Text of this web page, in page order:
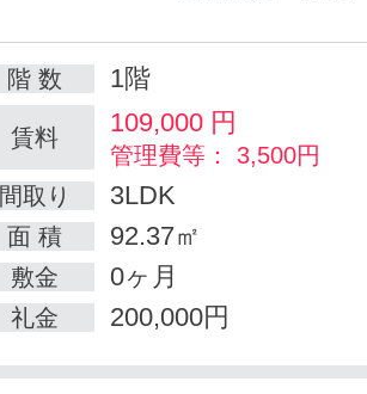
階 数 1階
賃料 109,000 円
管理費等： 3,500円
間取り
3LDK
面 積 92.37㎡
敷金 0ヶ月
礼金 200,000円